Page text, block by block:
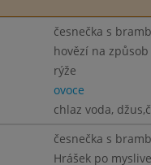
česnečka s
hovězí na
rýže
ovoce
chlaz voda,
česnečka s
Hrášek po